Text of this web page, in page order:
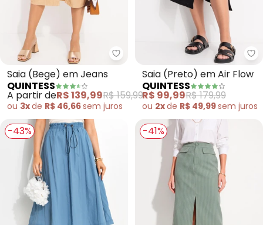
Quintess - Saia (Bege) em
Saia (Bege) em Jeans
QUINTESS
A partir deR$ 139,99R$ 159,99
ou 3xde R$ 46,66sem juros
Saia (Preto) em Air Flow
QUINTESS
R$ 99,99R$ 179,99
ou 2xde R$ 49,99sem juros
-43% -41%